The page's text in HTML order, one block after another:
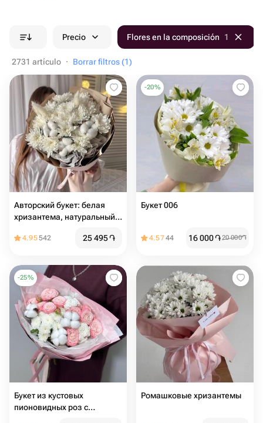
Precio Flores en la composición 1
2731 artículo · Borrar filtros (1)
Авторский букет: белая
хризантема, натуральный
4.95542 25 495֏
-20%
Букет 006
4.5744 16 000֏20 000֏
-25%
Букет из кустовых
пионовидных роз с
Ромашковые хризантемы